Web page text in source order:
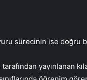
sürecinin ise doğru
tarafından yayınlanan